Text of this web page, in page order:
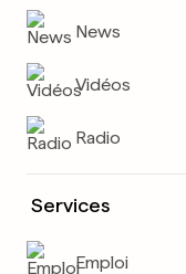
News
Vidéos
Radio
Services
Emploi